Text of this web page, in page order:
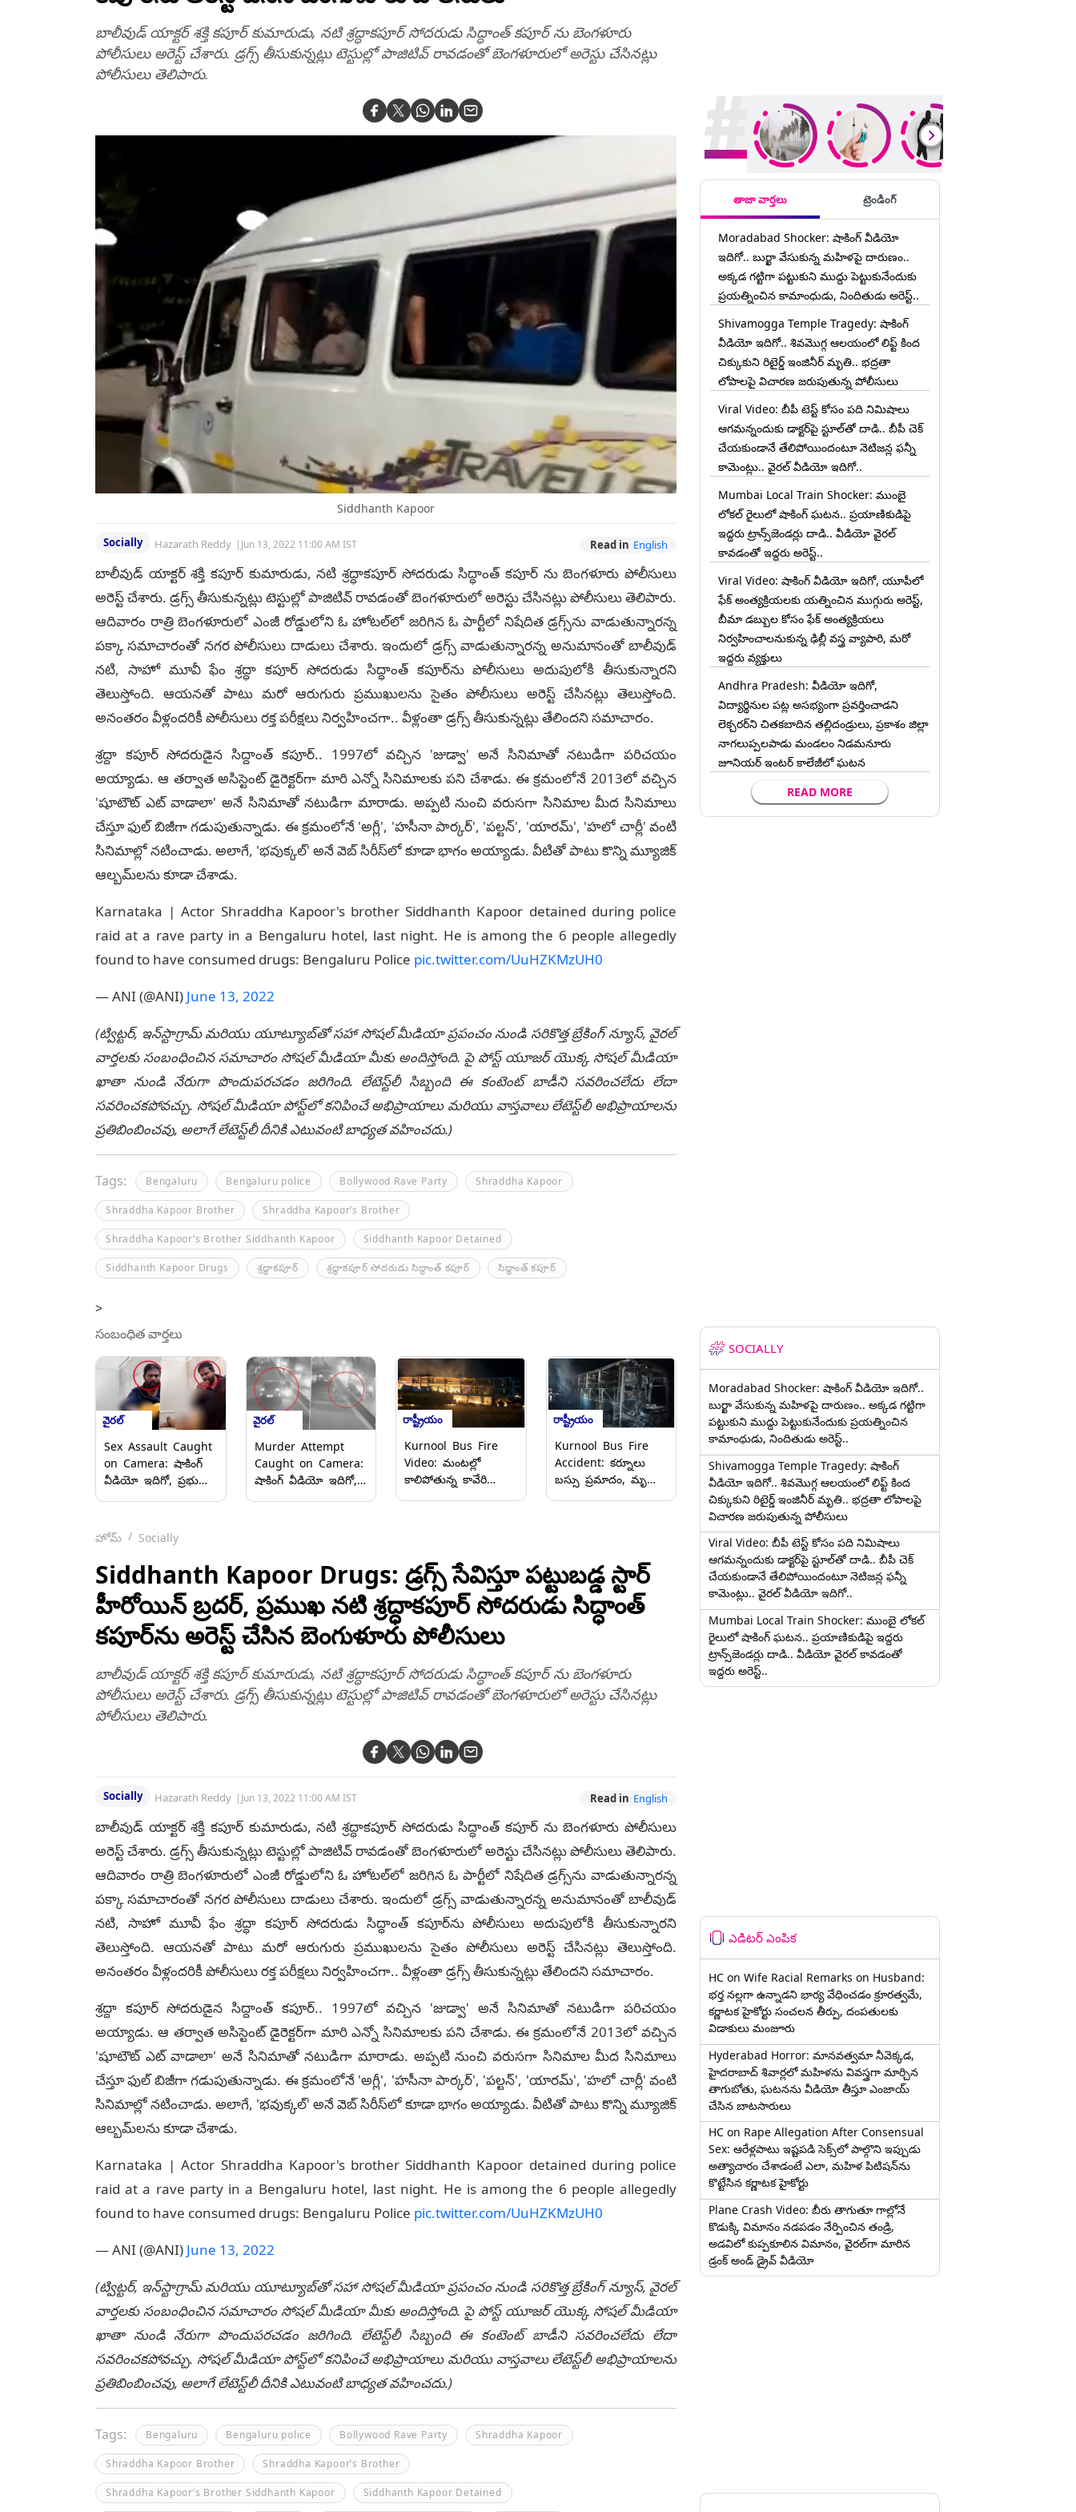
బాలీవుడ్ యాక్టర్ శక్తి కపూర్ కుమారుడు, నటి శ్రద్ధాకపూర్ సోదరుడు సిద్ధాంత్ కపూర్ ను బెంగళూరు
పోలీసులు అరెస్ట్ చేశారు. డ్రగ్స్ తీసుకున్నట్లు టెస్టుల్లో పాజిటివ్ రావడంతో బెంగళూరులో అరెస్టు చేసినట్లు
పోలీసులు తెలిపారు.
Siddhanth Kapoor
Socially Hazarath Reddy | Jun 13, 2022 11:00 AM IST Read in English
బాలీవుడ్ యాక్టర్ శక్తి కపూర్ కుమారుడు, నటి శ్రద్ధాకపూర్ సోదరుడు సిద్ధాంత్ కపూర్ ను బెంగళూరు పోలీసులు
అరెస్ట్ చేశారు. డ్రగ్స్ తీసుకున్నట్లు టెస్టుల్లో పాజిటివ్ రావడంతో బెంగళూరులో అరెస్టు చేసినట్లు పోలీసులు తెలిపారు.
ఆదివారం రాత్రి బెంగళూరులో ఎంజీ రోడ్డులోని ఓ హోటల్‌లో జరిగిన ఓ పార్టీలో నిషేదిత డ్రగ్స్‌ను వాడుతున్నారన్న
పక్కా సమాచారంతో నగర పోలీసులు దాడులు చేశారు. ఇందులో డ్రగ్స్ వాడుతున్నారన్న అనుమానంతో బాలీవుడ్
నటి, సాహో మూవీ ఫేం శ్రద్ధా కపూర్ సోదరుడు సిద్ధాంత్ కపూర్‌ను పోలీసులు అదుపులోకి తీసుకున్నారని
తెలుస్తోంది. ఆయనతో పాటు మరో ఆరుగురు ప్రముఖులను సైతం పోలీసులు అరెస్ట్ చేసినట్లు తెలుస్తోంది.
అనంతరం వీళ్లందరికీ పోలీసులు రక్త పరీక్షలు నిర్వహించగా.. వీళ్లంతా డ్రగ్స్ తీసుకున్నట్లు తేలిందని సమాచారం.
శ్రద్దా కపూర్ సోదరుడైన సిద్దాంత్ కపూర్.. 1997లో వచ్చిన 'జుడ్వా' అనే సినిమాతో నటుడిగా పరిచయం
అయ్యాడు. ఆ తర్వాత అసిస్టెంట్ డైరెక్టర్‌గా మారి ఎన్నో సినిమాలకు పని చేశాడు. ఈ క్రమంలోనే 2013లో వచ్చిన
'షూటౌట్ ఎట్ వాడాలా' అనే సినిమాతో నటుడిగా మారాడు. అప్పటి నుంచి వరుసగా సినిమాల మీద సినిమాలు
చేస్తూ ఫుల్ బిజీగా గడుపుతున్నాడు. ఈ క్రమంలోనే 'అగ్లీ', 'హసీనా పార్కర్', 'పల్టన్', 'యారమ్', 'హలో చార్లీ' వంటి
సినిమాల్లో నటించాడు. అలాగే, 'భవుక్కల్' అనే వెబ్ సిరీస్‌లో కూడా భాగం అయ్యాడు. వీటితో పాటు కొన్ని మ్యూజిక్
ఆల్బమ్‌లను కూడా చేశాడు.
Karnataka | Actor Shraddha Kapoor's brother Siddhanth Kapoor detained during police
raid at a rave party in a Bengaluru hotel, last night. He is among the 6 people allegedly
found to have consumed drugs: Bengaluru Police pic.twitter.com/UuHZKMzUH0
— ANI (@ANI) June 13, 2022
(ట్విట్టర్, ఇన్‌స్టాగ్రామ్ మరియు యూట్యూబ్‌తో సహా సోషల్ మీడియా ప్రపంచం నుండి సరికొత్త బ్రేకింగ్ న్యూస్, వైరల్
వార్తలకు సంబంధించిన సమాచారం సోషల్ మీడియా మీకు అందిస్తోంది. పై పోస్ట్ యూజర్ యొక్క సోషల్ మీడియా
ఖాతా నుండి నేరుగా పొందుపరచడం జరిగింది. లేటెస్ట్‌లీ సిబ్బంది ఈ కంటెంట్ బాడీని సవరించలేదు లేదా
సవరించకపోవచ్చు. సోషల్ మీడియా పోస్ట్‌లో కనిపించే అభిప్రాయాలు మరియు వాస్తవాలు లేటెస్ట్‌లీ అభిప్రాయాలను
ప్రతిబింబించవు, అలాగే లేటెస్ట్‌లీ దీనికి ఎటువంటి బాధ్యత వహించదు.)
Tags: Bengaluru Bengaluru police Bollywood Rave Party Shraddha Kapoor
Shraddha Kapoor Brother Shraddha Kapoor’s Brother
Shraddha Kapoor’s Brother Siddhanth Kapoor Siddhanth Kapoor Detained
Siddhanth Kapoor Drugs శ్రద్ధాకపూర్ శ్రద్ధాకపూర్ సోదరుడు సిద్ధాంత్ కపూర్ సిద్ధాంత్ కపూర్
>
సంబంధిత వార్తలు
వైరల్
Sex Assault Caught
on Camera: షాకింగ్
వీడియో ఇదిగో, ప్రభుత్వ
వేధింపులు, అక్కడ టచ్
చేస్తూ దారుణం..
వైరల్
Murder Attempt
Caught on Camera:
షాకింగ్ వీడియో ఇదిగో,
కుమారుడికి గాయాలు
రాష్ట్రీయం
Kurnool Bus Fire
Video: మంటల్లో
కాలిపోతున్న కావేరి
బస్సు, హైదరాబాద్‌
నుంచి బెంగళూరు
వెళ్తుండగా ఘటన
రాష్ట్రీయం
Kurnool Bus Fire
Accident: కర్నూలు
బస్సు ప్రమాదం, మృతుల
లక్షల ఆర్థికసాయం
హోమ్ Socially
Siddhanth Kapoor Drugs: డ్రగ్స్ సేవిస్తూ పట్టుబడ్డ స్టార్
హీరోయిన్ బ్రదర్, ప్రముఖ నటి శ్రద్ధాకపూర్ సోదరుడు సిద్ధాంత్
కపూర్‌ను అరెస్ట్ చేసిన బెంగుళూరు పోలీసులు
బాలీవుడ్ యాక్టర్ శక్తి కపూర్ కుమారుడు, నటి శ్రద్ధాకపూర్ సోదరుడు సిద్ధాంత్ కపూర్ ను బెంగళూరు
పోలీసులు అరెస్ట్ చేశారు. డ్రగ్స్ తీసుకున్నట్లు టెస్టుల్లో పాజిటివ్ రావడంతో బెంగళూరులో అరెస్టు చేసినట్లు
పోలీసులు తెలిపారు.
Socially Hazarath Reddy | Jun 13, 2022 11:00 AM IST Read in English
బాలీవుడ్ యాక్టర్ శక్తి కపూర్ కుమారుడు, నటి శ్రద్ధాకపూర్ సోదరుడు సిద్ధాంత్ కపూర్ ను బెంగళూరు పోలీసులు
అరెస్ట్ చేశారు. డ్రగ్స్ తీసుకున్నట్లు టెస్టుల్లో పాజిటివ్ రావడంతో బెంగళూరులో అరెస్టు చేసినట్లు పోలీసులు తెలిపారు.
ఆదివారం రాత్రి బెంగళూరులో ఎంజీ రోడ్డులోని ఓ హోటల్‌లో జరిగిన ఓ పార్టీలో నిషేదిత డ్రగ్స్‌ను వాడుతున్నారన్న
పక్కా సమాచారంతో నగర పోలీసులు దాడులు చేశారు. ఇందులో డ్రగ్స్ వాడుతున్నారన్న అనుమానంతో బాలీవుడ్
నటి, సాహో మూవీ ఫేం శ్రద్ధా కపూర్ సోదరుడు సిద్ధాంత్ కపూర్‌ను పోలీసులు అదుపులోకి తీసుకున్నారని
తెలుస్తోంది. ఆయనతో పాటు మరో ఆరుగురు ప్రముఖులను సైతం పోలీసులు అరెస్ట్ చేసినట్లు తెలుస్తోంది.
అనంతరం వీళ్లందరికీ పోలీసులు రక్త పరీక్షలు నిర్వహించగా.. వీళ్లంతా డ్రగ్స్ తీసుకున్నట్లు తేలిందని సమాచారం.
శ్రద్దా కపూర్ సోదరుడైన సిద్దాంత్ కపూర్.. 1997లో వచ్చిన 'జుడ్వా' అనే సినిమాతో నటుడిగా పరిచయం
అయ్యాడు. ఆ తర్వాత అసిస్టెంట్ డైరెక్టర్‌గా మారి ఎన్నో సినిమాలకు పని చేశాడు. ఈ క్రమంలోనే 2013లో వచ్చిన
'షూటౌట్ ఎట్ వాడాలా' అనే సినిమాతో నటుడిగా మారాడు. అప్పటి నుంచి వరుసగా సినిమాల మీద సినిమాలు
చేస్తూ ఫుల్ బిజీగా గడుపుతున్నాడు. ఈ క్రమంలోనే 'అగ్లీ', 'హసీనా పార్కర్', 'పల్టన్', 'యారమ్', 'హలో చార్లీ' వంటి
సినిమాల్లో నటించాడు. అలాగే, 'భవుక్కల్' అనే వెబ్ సిరీస్‌లో కూడా భాగం అయ్యాడు. వీటితో పాటు కొన్ని మ్యూజిక్
ఆల్బమ్‌లను కూడా చేశాడు.
Karnataka | Actor Shraddha Kapoor's brother Siddhanth Kapoor detained during police
raid at a rave party in a Bengaluru hotel, last night. He is among the 6 people allegedly
found to have consumed drugs: Bengaluru Police pic.twitter.com/UuHZKMzUH0
— ANI (@ANI) June 13, 2022
(ట్విట్టర్, ఇన్‌స్టాగ్రామ్ మరియు యూట్యూబ్‌తో సహా సోషల్ మీడియా ప్రపంచం నుండి సరికొత్త బ్రేకింగ్ న్యూస్, వైరల్
వార్తలకు సంబంధించిన సమాచారం సోషల్ మీడియా మీకు అందిస్తోంది. పై పోస్ట్ యూజర్ యొక్క సోషల్ మీడియా
ఖాతా నుండి నేరుగా పొందుపరచడం జరిగింది. లేటెస్ట్‌లీ సిబ్బంది ఈ కంటెంట్ బాడీని సవరించలేదు లేదా
సవరించకపోవచ్చు. సోషల్ మీడియా పోస్ట్‌లో కనిపించే అభిప్రాయాలు మరియు వాస్తవాలు లేటెస్ట్‌లీ అభిప్రాయాలను
ప్రతిబింబించవు, అలాగే లేటెస్ట్‌లీ దీనికి ఎటువంటి బాధ్యత వహించదు.)
Tags: Bengaluru Bengaluru police Bollywood Rave Party Shraddha Kapoor
Shraddha Kapoor Brother Shraddha Kapoor’s Brother
Shraddha Kapoor’s Brother Siddhanth Kapoor Siddhanth Kapoor Detained
తాజా వార్తలు ట్రెండింగ్
Moradabad Shocker: షాకింగ్ వీడియో
ఇదిగో.. బుర్ఖా వేసుకున్న మహిళపై దారుణం..
అక్కడ గట్టిగా పట్టుకుని ముద్దు పెట్టుకునేందుకు
ప్రయత్నించిన కామాంధుడు, నిందితుడు అరెస్ట్..
Shivamogga Temple Tragedy: షాకింగ్
వీడియో ఇదిగో.. శివమొగ్గ ఆలయంలో లిఫ్ట్ కింద
చిక్కుకుని రిటైర్డ్ ఇంజినీర్ మృతి.. భద్రతా
లోపాలపై విచారణ జరుపుతున్న పోలీసులు
Viral Video: బీపీ టెస్ట్‌ కోసం పది నిమిషాలు
ఆగమన్నందుకు డాక్టర్‌పై స్టూల్‌తో దాడి.. బీపీ చెక్
చేయకుండానే తేలిపోయిందంటూ నెటిజన్ల ఫన్నీ
కామెంట్లు.. వైరల్ వీడియో ఇదిగో..
Mumbai Local Train Shocker: ముంబై
లోకల్ రైలులో షాకింగ్ ఘటన.. ప్రయాణికుడిపై
ఇద్దరు ట్రాన్స్‌జెండర్లు దాడి.. వీడియో వైరల్
కావడంతో ఇద్దరు అరెస్ట్..
Viral Video: షాకింగ్ వీడియో ఇదిగో, యూపీలో
ఫేక్ అంత్యక్రియలకు యత్నించిన ముగ్గురు అరెస్ట్,
బీమా డబ్బుల కోసం ఫేక్ అంత్యక్రియలు
నిర్వహించాలనుకున్న ఢిల్లీ వస్త్ర వ్యాపారి, మరో
ఇద్దరు వ్యక్తులు
Andhra Pradesh: వీడియో ఇదిగో,
విద్యార్థినుల పట్ల అసభ్యంగా ప్రవర్తించాడని
లెక్చ‌ర‌ర్‌ని చిత‌క‌బాదిన త‌ల్లిదండ్రులు, ప్రకాశం జిల్లా
నాగలుప్పలపాడు మండలం నిడమనూరు
జూనియర్ ఇంటర్ కాలేజీలో ఘటన
READ MORE
SOCIALLY
Moradabad Shocker: షాకింగ్ వీడియో ఇదిగో..
బుర్ఖా వేసుకున్న మహిళపై దారుణం.. అక్కడ గట్టిగా
పట్టుకుని ముద్దు పెట్టుకునేందుకు ప్రయత్నించిన
కామాంధుడు, నిందితుడు అరెస్ట్..
Shivamogga Temple Tragedy: షాకింగ్
వీడియో ఇదిగో.. శివమొగ్గ ఆలయంలో లిఫ్ట్ కింద
చిక్కుకుని రిటైర్డ్ ఇంజినీర్ మృతి.. భద్రతా లోపాలపై
విచారణ జరుపుతున్న పోలీసులు
Viral Video: బీపీ టెస్ట్‌ కోసం పది నిమిషాలు
ఆగమన్నందుకు డాక్టర్‌పై స్టూల్‌తో దాడి.. బీపీ చెక్
చేయకుండానే తేలిపోయిందంటూ నెటిజన్ల ఫన్నీ
కామెంట్లు.. వైరల్ వీడియో ఇదిగో..
Mumbai Local Train Shocker: ముంబై లోకల్
రైలులో షాకింగ్ ఘటన.. ప్రయాణికుడిపై ఇద్దరు
ట్రాన్స్‌జెండర్లు దాడి.. వీడియో వైరల్ కావడంతో
ఇద్దరు అరెస్ట్..
ఎడిటర్ ఎంపిక
HC on Wife Racial Remarks on Husband:
భర్త న‌ల్ల‌గా ఉన్నాడ‌ని భార్య వేధించ‌డం క్రూర‌త్వ‌మే,
కర్ణాటక హైకోర్టు సంచలన తీర్పు, దంపతులకు
విడాకులు మంజూరు
Hyderabad Horror: మానవత్వమా నీవెక్కడ,
హైదరాబాద్ శివార్లలో మహిళను వివస్త్రగా మార్చిన
తాగుబోతు, ఘటనను వీడియో తీస్తూ ఎంజాయ్
చేసిన బాటసారులు
HC on Rape Allegation After Consensual
Sex: ఆరేళ్లపాటు ఇష్టపడి సెక్స్‌లో పాల్గొని ఇప్పుడు
అత్యాచారం చేశాడంటే ఎలా, మహిళ పిటిషన్‌ను
కొట్టేసిన కర్ణాటక హైకోర్టు
Plane Crash Video: బీరు తాగుతూ గాల్లోనే
కొడుక్కి విమానం నడపడం నేర్పించిన తండ్రి,
అడవిలో కుప్పకూలిన విమానం, వైరల్‌గా మారిన
డ్రంక్‌ అండ్ డ్రైవ్ వీడియో